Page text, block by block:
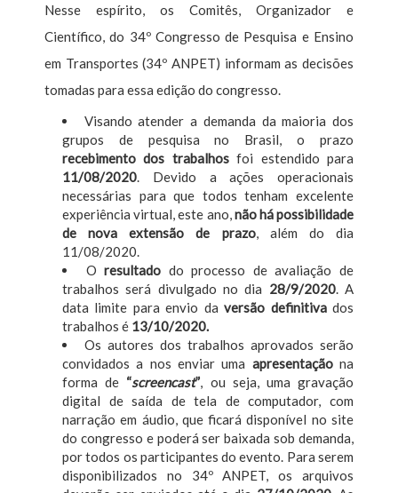
Nesse espírito, os Comitês, Organizador e
Científico, do 34º Congresso de Pesquisa e Ensino
em Transportes (34º ANPET) informam as decisões
tomadas para essa edição do congresso.
Visando atender a demanda da maioria dos
grupos de pesquisa no Brasil, o prazo
recebimento dos trabalhosfoi estendido para
11/08/2020. Devido a ações operacionais
necessárias para que todos tenham excelente
experiência virtual, este ano,não há possibilidade
de nova extensão de prazo, além do dia
11/08/2020.
Oresultado do processo de avaliação de
trabalhos será divulgado no dia 28/9/2020. A
data limite para envio daversão definitivados
trabalhos é 13/10/2020.
Os autores dos trabalhos aprovados serão
convidados a nos enviar uma apresentaçãona
forma de “screencast”, ou seja, uma gravação
digital de saída de tela de computador, com
narração em áudio, que ficará disponível no site
do congresso e poderá ser baixada sob demanda,
por todos os participantes do evento. Para serem
disponibilizados no 34º ANPET, os arquivos